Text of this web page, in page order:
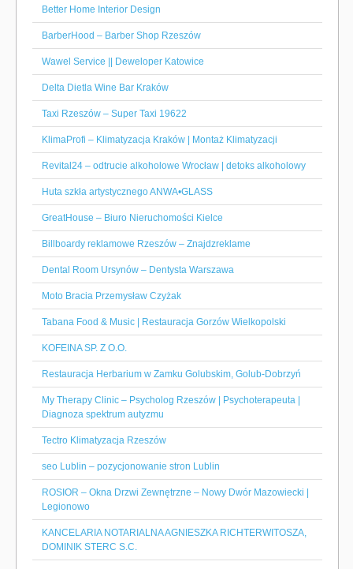
Better Home Interior Design
BarberHood – Barber Shop Rzeszów
Wawel Service || Deweloper Katowice
Delta Dietla Wine Bar Kraków
Taxi Rzeszów – Super Taxi 19622
KlimaProfi – Klimatyzacja Kraków | Montaż Klimatyzacji
Revital24 – odtrucie alkoholowe Wrocław | detoks alkoholowy
Huta szkła artystycznego ANWA•GLASS
GreatHouse – Biuro Nieruchomości Kielce
Billboardy reklamowe Rzeszów – Znajdzreklame
Dental Room Ursynów – Dentysta Warszawa
Moto Bracia Przemysław Czyżak
Tabana Food & Music | Restauracja Gorzów Wielkopolski
KOFEINA SP. Z O.O.
Restauracja Herbarium w Zamku Golubskim, Golub-Dobrzyń
My Therapy Clinic – Psycholog Rzeszów | Psychoterapeuta |
Diagnoza spektrum autyzmu
Tectro Klimatyzacja Rzeszów
seo Lublin – pozycjonowanie stron Lublin
ROSIOR – Okna Drzwi Zewnętrzne – Nowy Dwór Mazowiecki |
Legionowo
KANCELARIA NOTARIALNA AGNIESZKA RICHTERWITOSZA,
DOMINIK STERC S.C.